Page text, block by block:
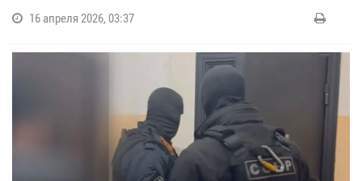
16 апреля 2026, 03:37